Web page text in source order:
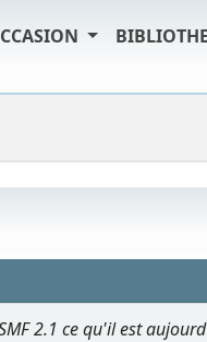
2.1 ce qu'il est